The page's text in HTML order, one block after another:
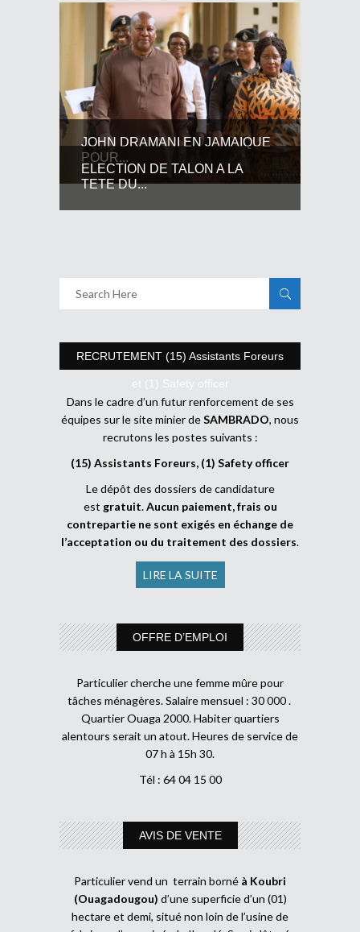
JOHN DRAMANI EN JAMAIQUE
POUR...
ELECTION DE TALON A LA
TETE DU...
RECRUTEMENT (15) Assistants Foreurs
et (1) Safety officer
Dans le cadre d’un futur renforcement de ses
équipes sur le site minier deSAMBRADO, nous
recrutons les postes suivants :
(15) Assistants Foreurs, (1) Safety officer
Le dépôt des dossiers de candidature
est gratuit.Aucun paiement, frais ou
contrepartie ne sont exigés en échange de
l’acceptation ou du traitement des dossiers.
LIRE LA SUITE
OFFRE D’EMPLOI
Particulier cherche une femme mûre pour
tâches ménagères. Salaire mensuel : 30 000 .
Quartier Ouaga 2000. Habiter quartiers
alentours serait un atout. Heures de service de
07 h à 15h 30.
Tél : 64 04 15 00
AVIS DE VENTE
Particulier vend un terrain borné à Koubri
(Ouagadougou) d’une superficie d’un (01)
hectare et demi, situé non loin de l’usine de